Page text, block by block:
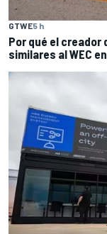
GTWE5 h
Por qué el creador
similares al WEC